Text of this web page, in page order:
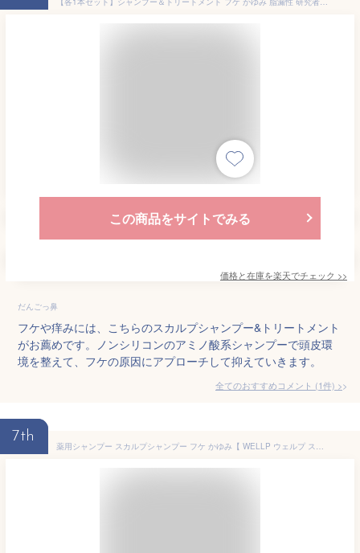
この商品をサイトでみる
価格と在庫を楽天でチェック >>
だんごっ鼻
フケや痒みには、こちらのスカルプシャンプー&トリートメント
がお薦めです。ノンシリコンのアミノ酸系シャンプーで頭皮環
境を整えて、フケの原因にアプローチして抑えていきます。
全てのおすすめコメント (1件) >
7th
薬用シャンプー スカルプシャンプー フケ かゆみ【 WELLP ウェルプ スカルプケア シャンプー トリートメント[医薬部外品]】送料無料 プレゼント ギフト